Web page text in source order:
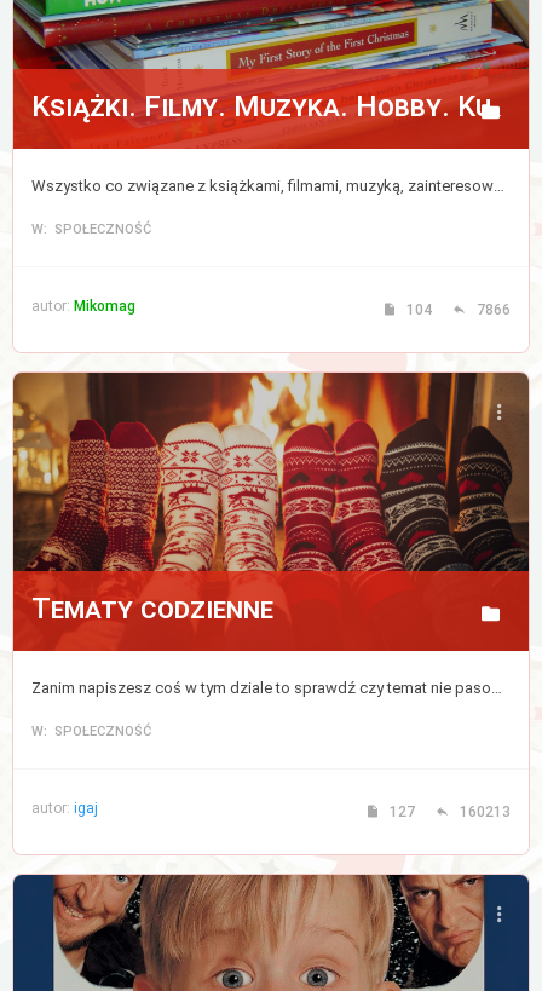
Książki. Filmy. Muzyka. Hobby. Kulinaria.
Wszystko co związane z książkami, filmami, muzyką, zainteresowaniami i kulinariami.
W: SPOŁECZNOŚĆ
autor: Mikomag 104 7866
Tematy codzienne
Zanim napiszesz coś w tym dziale to sprawdź czy temat nie pasowałby do któregoś z powyższych działów, jeżeli nie to pisz tutaj.
W: SPOŁECZNOŚĆ
autor: igaj 127 160213